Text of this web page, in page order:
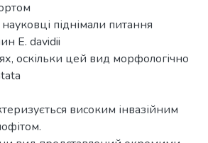
піднімали питання
Е. davidii
оскільки цей вид морфологічно
високим інвазійним